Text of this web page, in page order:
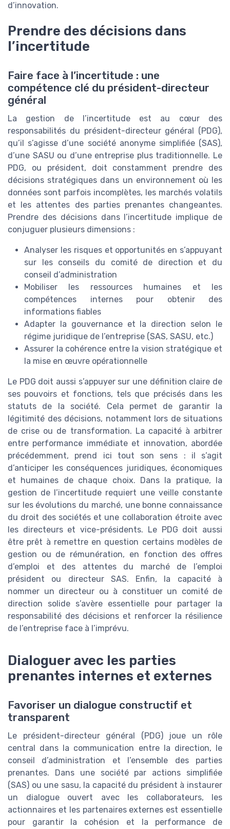
d’innovation.
Prendre des décisions dans
l’incertitude
Faire face à l’incertitude : une
compétence clé du président-directeur
général
La gestion de l’incertitude est au cœur des
responsabilités du président-directeur général (PDG),
qu’il s’agisse d’une société anonyme simplifiée (SAS),
d’une SASU ou d’une entreprise plus traditionnelle. Le
PDG, ou président, doit constamment prendre des
décisions stratégiques dans un environnement où les
données sont parfois incomplètes, les marchés volatils
et les attentes des parties prenantes changeantes.
Prendre des décisions dans l’incertitude implique de
conjuguer plusieurs dimensions :
Analyser les risques et opportunités en s’appuyant
sur les conseils du comité de direction et du
conseil d’administration
Mobiliser les ressources humaines et les
compétences internes pour obtenir des
informations fiables
Adapter la gouvernance et la direction selon le
régime juridique de l’entreprise (SAS, SASU, etc.)
Assurer la cohérence entre la vision stratégique et
la mise en œuvre opérationnelle
Le PDG doit aussi s’appuyer sur une définition claire de
ses pouvoirs et fonctions, tels que précisés dans les
statuts de la société. Cela permet de garantir la
légitimité des décisions, notamment lors de situations
de crise ou de transformation. La capacité à arbitrer
entre performance immédiate et innovation, abordée
précédemment, prend ici tout son sens : il s’agit
d’anticiper les conséquences juridiques, économiques
et humaines de chaque choix. Dans la pratique, la
gestion de l’incertitude requiert une veille constante
sur les évolutions du marché, une bonne connaissance
du droit des sociétés et une collaboration étroite avec
les directeurs et vice-présidents. Le PDG doit aussi
être prêt à remettre en question certains modèles de
gestion ou de rémunération, en fonction des offres
d’emploi et des attentes du marché de l’emploi
président ou directeur SAS. Enfin, la capacité à
nommer un directeur ou à constituer un comité de
direction solide s’avère essentielle pour partager la
responsabilité des décisions et renforcer la résilience
de l’entreprise face à l’imprévu.
Dialoguer avec les parties
prenantes internes et externes
Favoriser un dialogue constructif et
transparent
Le président-directeur général (PDG) joue un rôle
central dans la communication entre la direction, le
conseil d’administration et l’ensemble des parties
prenantes. Dans une société par actions simplifiée
(SAS) ou une sasu, la capacité du président à instaurer
un dialogue ouvert avec les collaborateurs, les
actionnaires et les partenaires externes est essentielle
pour garantir la cohésion et la performance de